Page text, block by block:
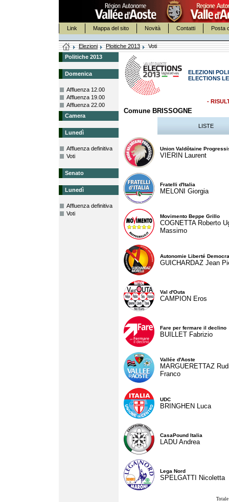
Link Mappa del sito Novità Contatti Posta
Elezioni Ploitiche 2013
Voti
Politiche 2013
Domenica
Affluenza 12.00
Affluenza 19.00
Affluenza 22.00
Camera
Lunedì
Affluenza definitiva
Voti
Senato
Lunedì
Affluenza definitiva
Voti
ELEZIONI
ELECTIONS
-
Comune BRISSOGNE
LISTE
Union Valdôtaine
VIERIN Laurent
Fratelli d'Italia
MELONI Giorgia
Movimento Beppe Grillo
COGNETTA Roberto
Massimo
Autonomie Liberté
GUICHARDAZ Jean
Val d'Outa
CAMPION Eros
Fare per fermare il declino
BUILLET Fabrizio
Vallée d'Aoste
MARGUERETTAZ
Franco
UDC
BRINGHEN Luca
CasaPound Italia
LADU Andrea
Lega Nord
SPELGATTI Nicoletta